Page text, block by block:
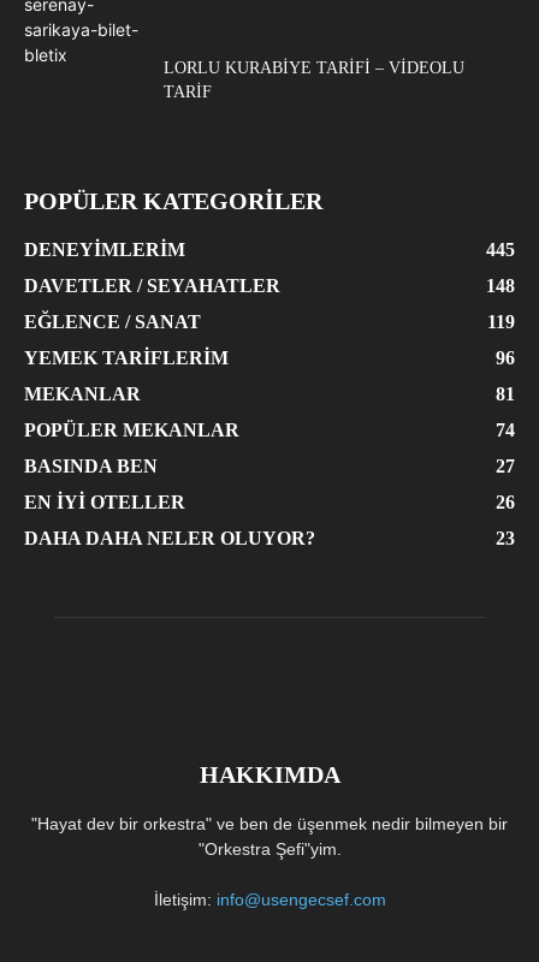
LORLU KURABIYE TARIFI – VIDEOLU
TARIF
POPÜLER KATEGORİLER
DENEYIMLERIM
445
DAVETLER / SEYAHATLER
148
EĞLENCE / SANAT
119
YEMEK TARIFLERIM
96
MEKANLAR
81
POPÜLER MEKANLAR
74
BASINDA BEN
27
EN İYI OTELLER
26
DAHA DAHA NELER OLUYOR?
23
HAKKIMDA
"Hayat dev bir orkestra" ve ben de üşenmek nedir bilmeyen bir
"Orkestra Şefi"yim.
İletişim: info@usengecsef.com